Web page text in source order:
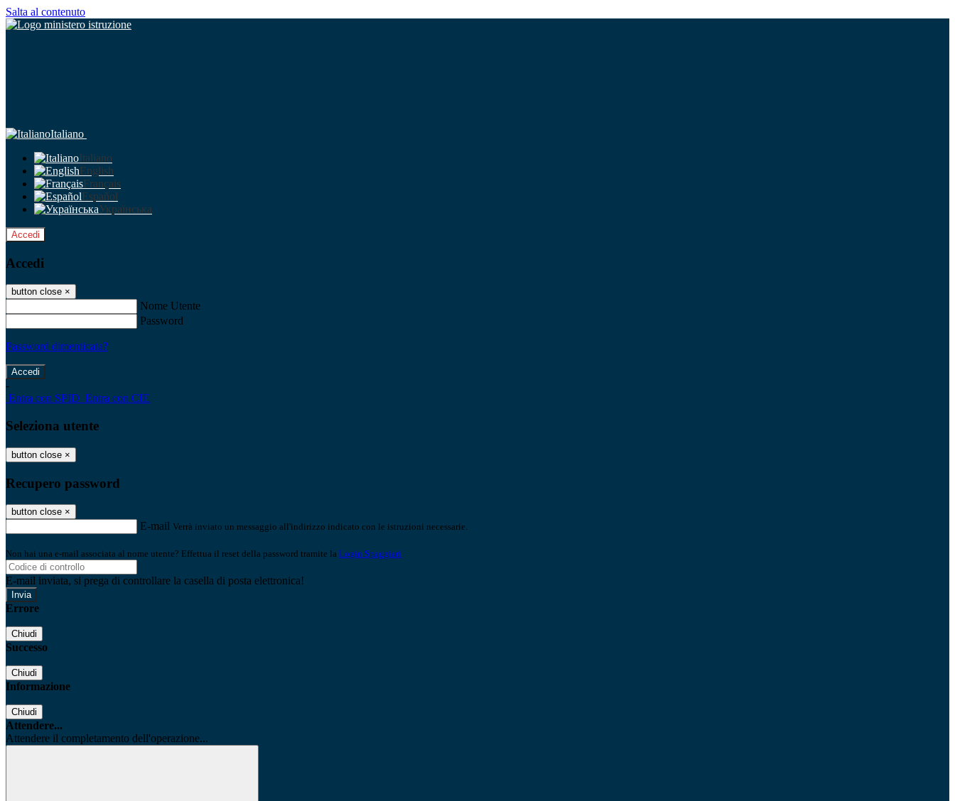
Salta al contenuto
Italiano
Italiano
English
Français
Español
Українська
Accedi
Accedi
button close ×
Nome Utente
Password
Password dimenticata?
-
Entra con SPID Entra con CIE
Seleziona utente
button close ×
Recupero password
button close ×
E-mail Verrà inviato un messaggio all'indirizzo indicato con le istruzioni necessarie.
Non hai una e-mail associata al nome utente? Effettua il reset della password tramite la Login Spaggiari
E-mail inviata, si prega di controllare la casella di posta elettronica!
Errore
Chiudi
Successo
Chiudi
Informazione
Chiudi
Attendere...
Attendere il completamento dell'operazione...